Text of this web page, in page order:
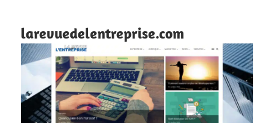
larevuedelentreprise.com